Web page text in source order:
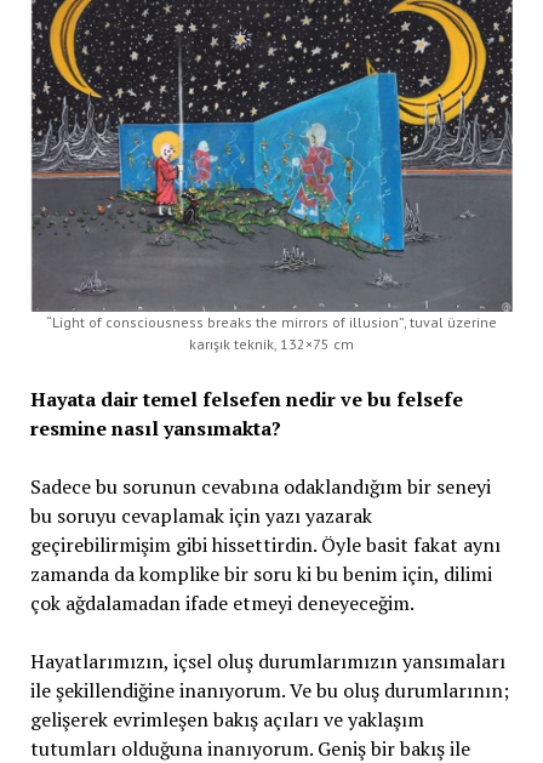
“Light of consciousness breaks the mirrors of illusion”, tuval üzerine
karışık teknik, 132×75 cm
Hayata dair temel felsefen nedir ve bu felsefe
resmine nasıl yansımakta?
Sadece bu sorunun cevabına odaklandığım bir seneyi
bu soruyu cevaplamak için yazı yazarak
geçirebilirmişim gibi hissettirdin. Öyle basit fakat aynı
zamanda da komplike bir soru ki bu benim için, dilimi
çok ağdalamadan ifade etmeyi deneyeceğim.
Hayatlarımızın, içsel oluş durumlarımızın yansımaları
ile şekillendiğine inanıyorum. Ve bu oluş durumlarının;
gelişerek evrimleşen bakış açıları ve yaklaşım
tutumları olduğuna inanıyorum. Geniş bir bakış ile